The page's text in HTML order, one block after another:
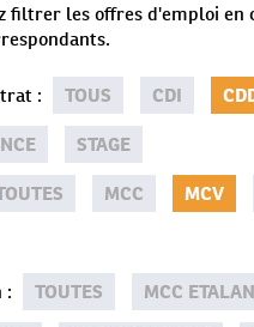
filtrer les offres d'emploi en
: TOUS CDI
STAGE
MCC MCV
: TOUTES
MCC